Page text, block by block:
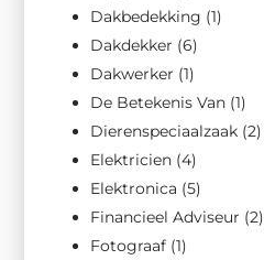
Dakbedekking (1)
Dakdekker (6)
Dakwerker (1)
De Betekenis Van (1)
Dierenspeciaalzaak (2)
Elektricien (4)
Elektronica (5)
Financieel Adviseur (2)
Fotograaf (1)